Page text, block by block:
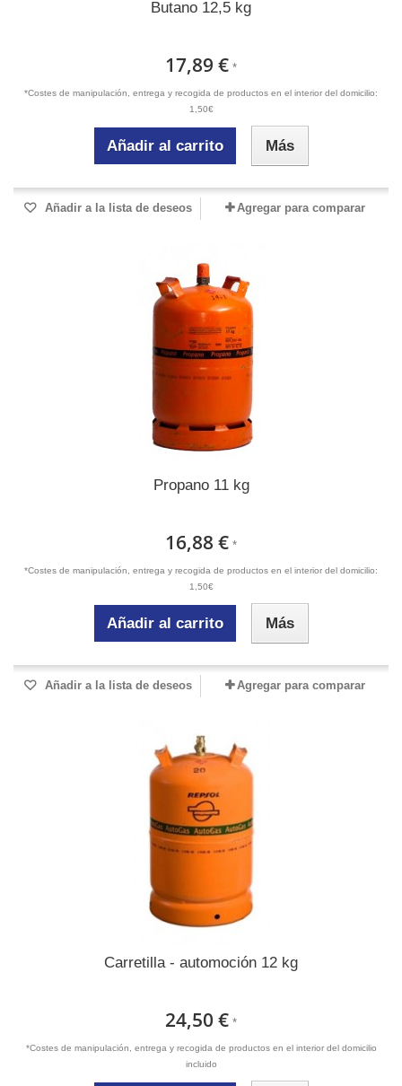
Butano 12,5 kg
17,89 € *
*Costes de manipulación, entrega y recogida de productos en el interior del domicilio:
1,50€
Añadir al carrito Más
Añadir a la lista de deseos Agregar para comparar
Propano 11 kg
16,88 € *
*Costes de manipulación, entrega y recogida de productos en el interior del domicilio:
1,50€
Añadir al carrito Más
Añadir a la lista de deseos Agregar para comparar
Carretilla - automoción 12 kg
24,50 € *
*Costes de manipulación, entrega y recogida de productos en el interior del domicilio
incluido